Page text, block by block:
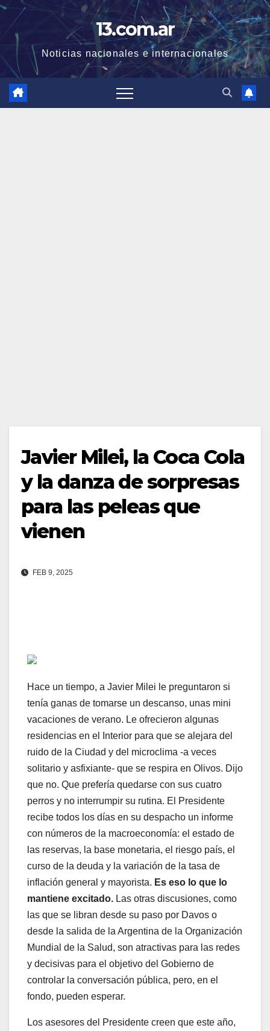
Skip
content
13.com.ar
Noticias nacionales e internacionales
Javier Milei, la Coca Cola
y la danza de sorpresas
para las peleas que
vienen
FEB 9, 2025
Hace un tiempo, a Javier Milei le preguntaron si
tenía ganas de tomarse un descanso, unas mini
vacaciones de verano. Le ofrecieron algunas
residencias en el Interior para que se alejara del
ruido de la Ciudad y del microclima -a veces
solitario y asfixiante- que se respira en Olivos. Dijo
que no. Que prefería quedarse con sus cuatro
perros y no interrumpir su rutina. El Presidente
recibe todos los días en su despacho un informe
con números de la macroeconomía: el estado de
las reservas, la base monetaria, el riesgo país, el
curso de la deuda y la variación de la tasa de
inflación general y mayorista. Es eso lo que lo
mantiene excitado. Las otras discusiones, como
las que se libran desde su paso por Davos o
desde la salida de la Argentina de la Organización
Mundial de la Salud, son atractivas para las redes
y decisivas para el objetivo del Gobierno de
controlar la conversación pública, pero, en el
fondo, pueden esperar.
Los asesores del Presidente creen que este año,